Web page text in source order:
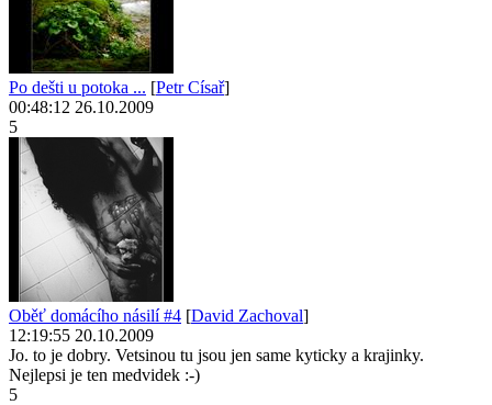
Po dešti u potoka ... [Petr Císař]
00:48:12 26.10.2009
5
Oběť domácího násilí #4 [David Zachoval]
12:19:55 20.10.2009
Jo. to je dobry. Vetsinou tu jsou jen same kyticky a krajinky.
Nejlepsi je ten medvidek :-)
5